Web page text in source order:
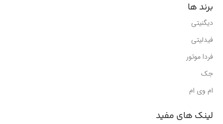
برند ها
دیگنیتی
فیدلیتی
فردا موتور
جک
ام وی ام
لینک های مفید